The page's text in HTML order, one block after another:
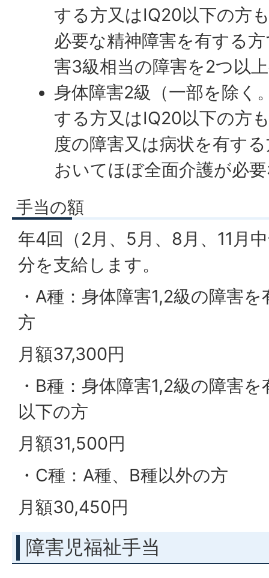
する方又はIQ20以下の方
必要な精神障害を有する
害3級相当の障害を2つ以
身体障害2級（一部を除く
する方又はIQ20以下の方
度の障害又は病状を有す
おいてほぼ全面介護が必
手当の額
年4回（2月、5月、8月、11月
分を支給します。
・A種：身体障害1,2級の障害
方
月額37,300円
・B種：身体障害1,2級の障害
以下の方
月額31,500円
・C種：A種、B種以外の方
月額30,450円
障害児福祉手当